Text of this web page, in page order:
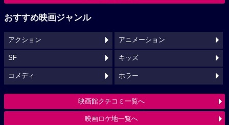
おすすめ映画ジャンル
アクション アニメーション
SF キッズ
コメディ ホラー
映画館クチコミ一覧へ
映画ロケ地一覧へ